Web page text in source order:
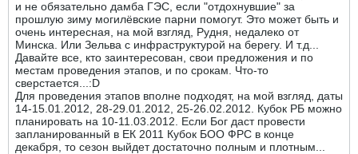
и не обязательно дамба ГЭС, если "отдохнувшие" за
прошлую зиму могилёвские парни помогут. Это может быть и
очень интересная, на мой взгляд, Рудня, недалеко от
Минска. Или Зельва с инфраструктурой на берегу. И т.д...
Давайте все, кто заинтересован, свои предложения и по
местам проведения этапов, и по срокам. Что-то
сверстается...:D
Для проведения этапов вполне подходят, на мой взгляд, даты
14-15.01.2012, 28-29.01.2012, 25-26.02.2012. Кубок РБ можно
планировать на 10-11.03.2012. Если Бог даст провести
запланированный в ЕК 2011 Кубок БОО ФРС в конце
декабря, то сезон выйдет достаточно полным и плотным...